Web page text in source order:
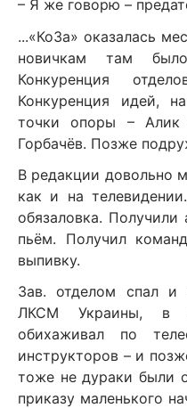
– Я же говорю –
...«КоЗа» оказалась
новичкам там
Конкуренция
Конкуренция идей,
точки опоры –
Горбачёв. Позже
В редакции довольно
как и на
обязаловка. Получили
пьём. Получил
выпивку.
Зав. отделом спал
ЛКСМ Украины, в
обихаживал по
инструкторов – и
тоже не дураки были
приказу маленького